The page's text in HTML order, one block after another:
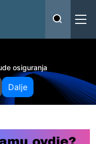
osiguranja
Dalje